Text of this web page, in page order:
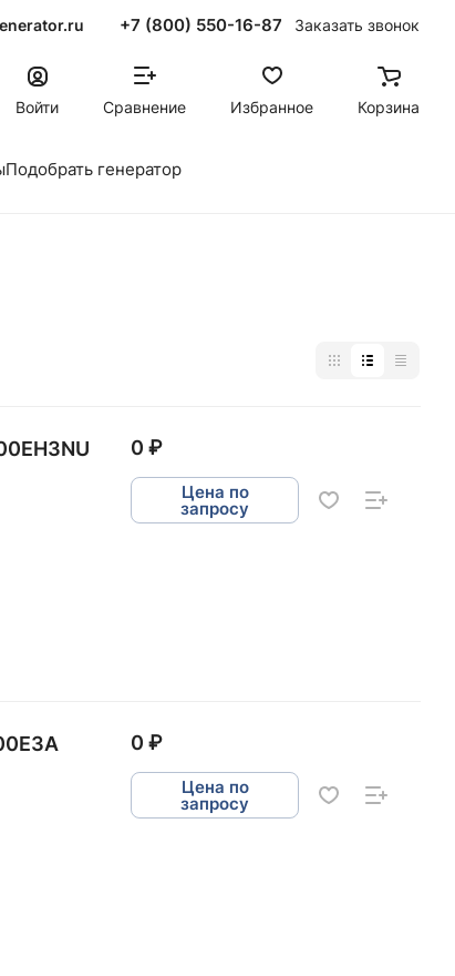
+7 (800) 550-16-87 Заказать звонок
Войти Сравнение Избранное Корзина
Подобрать генератор
0 ₽
Цена по
запросу
0 ₽
Цена по
запросу